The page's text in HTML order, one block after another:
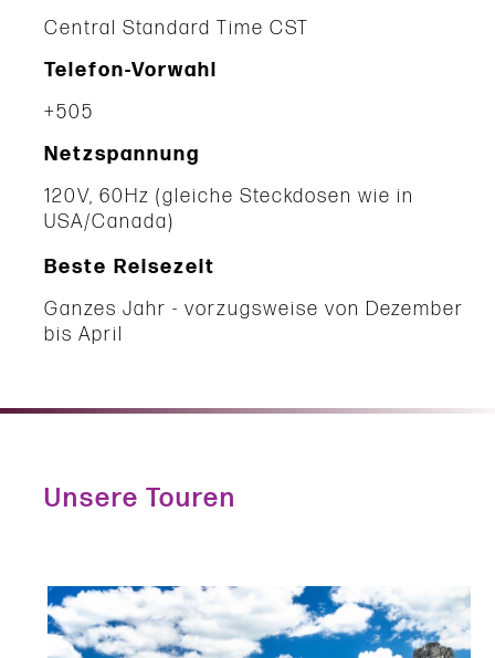
Central Standard Time CST
Telefon-Vorwahl
+505
Netzspannung
120V, 60Hz (gleiche Steckdosen wie in
USA/Canada)
Beste Reisezeit
Ganzes Jahr - vorzugsweise von Dezember
bis April
Unsere Touren